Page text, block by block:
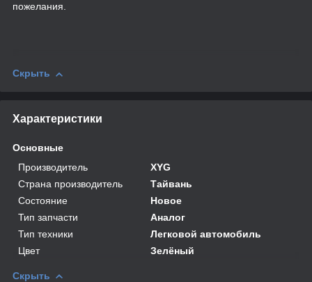
пожелания.
Скрыть
Характеристики
Основные
Производитель
XYG
Страна производитель
Тайвань
Состояние
Новое
Тип запчасти
Аналог
Тип техники
Легковой автомобиль
Цвет
Зелёный
Скрыть